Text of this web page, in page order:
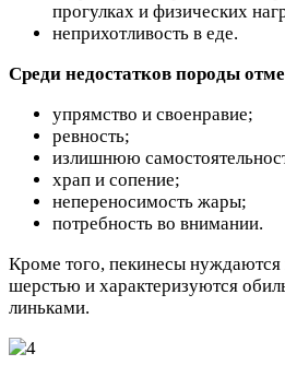
прогулках и физических
неприхотливость в еде.
Среди недостатков породы
упрямство и своенравие;
ревность;
излишнюю
храп и сопение;
непереносимость жары;
потребность во внимании.
Кроме того, пекинесы нуждаются
шерстью и характеризуются
линьками.